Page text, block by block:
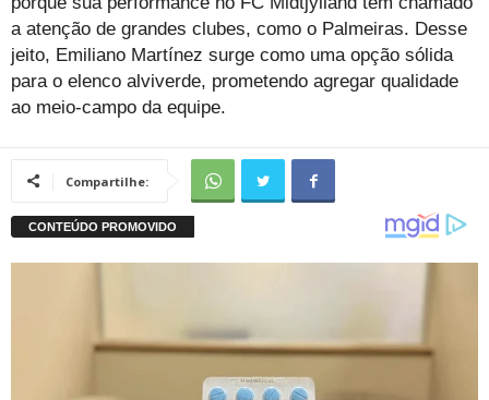
a atenção de grandes clubes, como o Palmeiras. Desse
jeito, Emiliano Martínez surge como uma opção sólida
para o elenco alviverde, prometendo agregar qualidade
ao meio-campo da equipe.
Compartilhe: